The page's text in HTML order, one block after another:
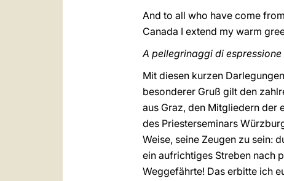
And to all who have come
Canada I extend my warm
A pellegrinaggi di
Mit diesen kurzen
besonderer Gruß gilt den
aus Graz, den Mitgliedern der
des Priesterseminars
Weise, seine Zeugen zu sein:
ein aufrichtiges Streben nach
Weggefährte! Das erbitte ich